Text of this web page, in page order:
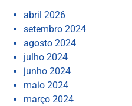
abril 2026
setembro 2024
agosto 2024
julho 2024
junho 2024
maio 2024
março 2024